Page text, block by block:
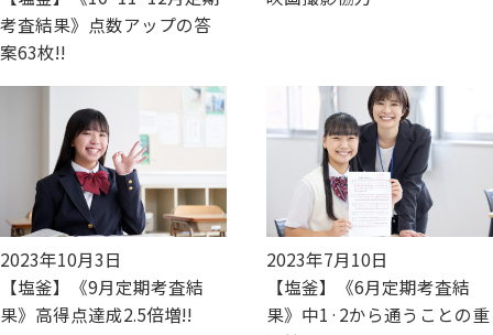
考査結果》点数アップの答
案63枚!!
2023年10月3日
【塩釜】《9月定期考査結
果》高得点達成2.5倍増!!
2023年7月10日
【塩釜】《6月定期考査結
果》中1·2から通うことの重